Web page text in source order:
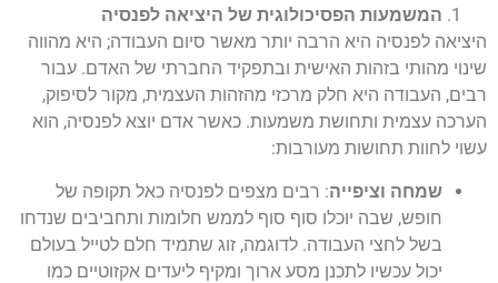
המשמעות הפסיכולוגית של היציאה לפנסיה
היציאה לפנסיה היא הרבה יותר מאשר סיום העבודה; היא מהווה
שינוי מהותי בזהות האישית ובתפקיד החברתי של האדם. עבור
רבים, העבודה היא חלק מרכזי מהזהות העצמית, מקור לסיפוק,
הערכה עצמית ותחושת משמעות. כאשר אדם יוצא לפנסיה, הוא
עשוי לחוות תחושות מעורבות:
שמחה וציפייה: רבים מצפים לפנסיה כאל תקופה של
חופש, שבה יוכלו סוף סוף לממש חלומות ותחביבים שנדחו
בשל לחצי העבודה. לדוגמה, זוג שתמיד חלם לטייל בעולם
יכול עכשיו לתכנן מסע ארוך ומקיף ליעדים אקזוטיים כמו